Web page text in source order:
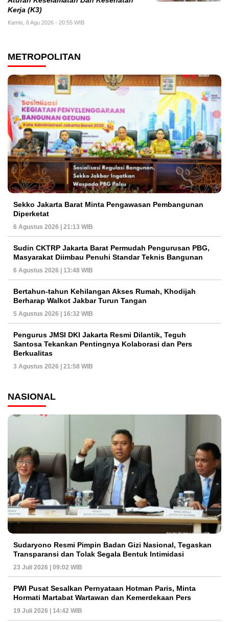
Kerja (K3)
Kamis, 6 Agu 2026 - 20:55 WIB
METROPOLITAN
Sekko Jakarta Barat Minta Pengawasan Pembangunan
Diperketat
6 Agustus 2026 | 21:13 WIB
Sudin CKTRP Jakarta Barat Permudah Pengurusan PBG,
Masyarakat Diimbau Penuhi Standar Teknis Bangunan
6 Agustus 2026 | 13:48 WIB
Bertahun-tahun Kehilangan Akses Rumah, Khodijah
Berharap Walkot Jakbar Turun Tangan
5 Agustus 2026 | 16:32 WIB
Pengurus JMSI DKI Jakarta Resmi Dilantik, Teguh
Santosa Tekankan Pentingnya Kolaborasi dan Pers
Berkualitas
3 Agustus 2026 | 21:58 WIB
NASIONAL
Sudaryono Resmi Pimpin Badan Gizi Nasional, Tegaskan
Transparansi dan Tolak Segala Bentuk Intimidasi
23 Juli 2026 | 09:02 WIB
PWI Pusat Sesalkan Pernyataan Hotman Paris, Minta
Hormati Martabat Wartawan dan Kemerdekaan Pers
19 Juli 2026 | 14:42 WIB